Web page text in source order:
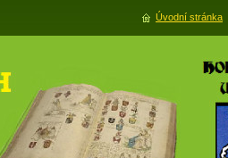
Úvodní stránka